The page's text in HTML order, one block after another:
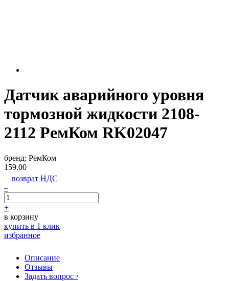
Датчик аварийного уровня
тормозной жидкости 2108-
2112 РемКом RK02047
бренд: РемКом
159.00
возврат НДС
–
+
в корзину
купить в 1 клик
избранное
Описание
Отзывы
Задать вопрос ?